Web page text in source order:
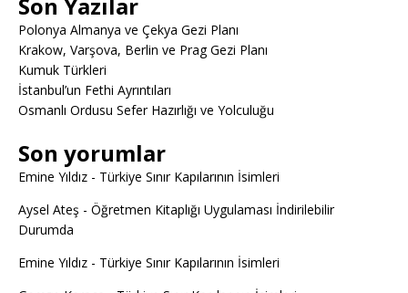
Son Yazılar
Polonya Almanya ve Çekya Gezi Planı
Krakow, Varşova, Berlin ve Prag Gezi Planı
Kumuk Türkleri
İstanbul’un Fethi Ayrıntıları
Osmanlı Ordusu Sefer Hazırlığı ve Yolculuğu
Son yorumlar
Emine Yıldız - Türkiye Sınır Kapılarının İsimleri
Aysel Ateş - Öğretmen Kitaplığı Uygulaması İndirilebilir
Durumda
Emine Yıldız - Türkiye Sınır Kapılarının İsimleri